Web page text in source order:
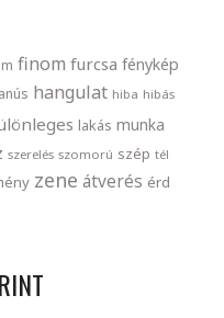
finom furcsa fénykép
hangulat hiba hibás
lakás munka
szerelés szomorú szép tél
zene átverés érd